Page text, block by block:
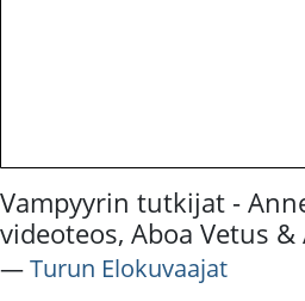
Vampyyrin tutkijat -
videoteos, Aboa Vetus
―Turun Elokuvaajat